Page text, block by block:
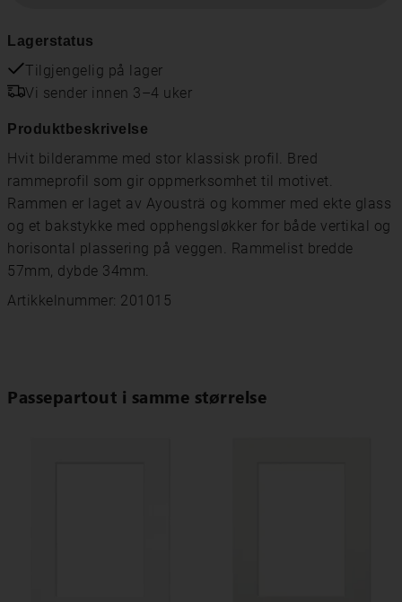
Lagerstatus
Tilgjengelig på lager
Vi sender innen 3–4 uker
Produktbeskrivelse
Hvit bilderamme med stor klassisk profil. Bred
rammeprofil som gir oppmerksomhet til motivet.
Rammen er laget av Ayousträ og kommer med ekte glass
og et bakstykke med opphengsløkker for både vertikal og
horisontal plassering på veggen. Rammelist bredde
57mm, dybde 34mm.
Artikkelnummer: 201015
Passepartout i samme størrelse